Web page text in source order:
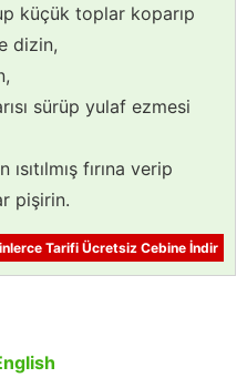
küçük toplar koparıp
dizin,
sürüp yulaf ezmesi
fırına verip
pişirin.
Tarifi Ücretsiz Cebine İndir